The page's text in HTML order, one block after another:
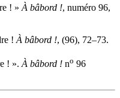
! » À bâbord !, numéro 96,
! À bâbord !, (96), 72–73.
! ».À bâbord ! no 96